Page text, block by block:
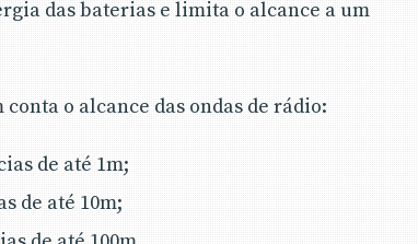
das baterias e limita o alcance a um
o alcance das ondas de rádio:
de até 1m;
de até 10m;